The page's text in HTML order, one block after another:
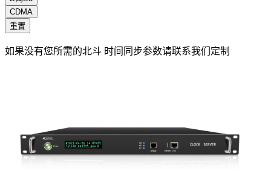
CDMA
重置
如果没有您所需的北斗 时间同步参数请联系我们定制